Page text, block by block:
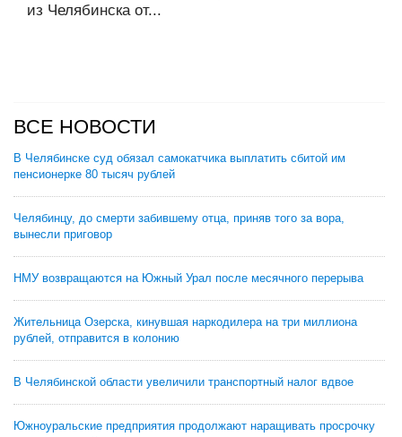
из Челябинска от...
ВСЕ НОВОСТИ
В Челябинске суд обязал самокатчика выплатить сбитой им
пенсионерке 80 тысяч рублей
Челябинцу, до смерти забившему отца, приняв того за вора,
вынесли приговор
НМУ возвращаются на Южный Урал после месячного перерыва
Жительница Озерска, кинувшая наркодилера на три миллиона
рублей, отправится в колонию
В Челябинской области увеличили транспортный налог вдвое
Южноуральские предприятия продолжают наращивать просрочку